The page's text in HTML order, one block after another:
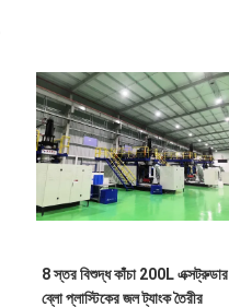
8 স্তর বিশুদ্ধ কাঁচা 200L এক্সট্রুডার
ব্লো প্লাস্টিকের জল ট্যাংক তৈরীর